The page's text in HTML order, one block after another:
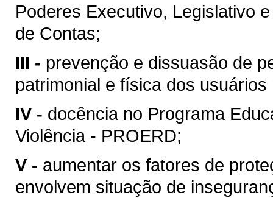
Poderes Executivo, Legislativo
de Contas;
III - prevenção e dissuasão de
patrimonial e física dos
IV - docência no Programa
Violência - PROERD;
V - aumentar os fatores de
envolvem situação de